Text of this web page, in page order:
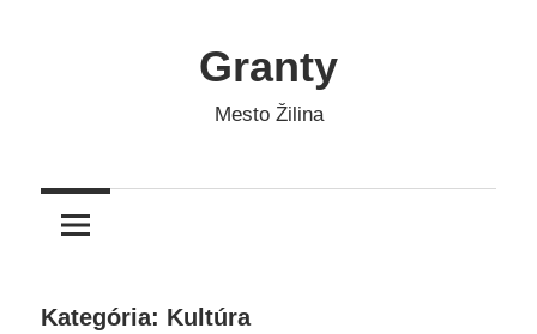
Granty
Mesto Žilina
Kategória: Kultúra